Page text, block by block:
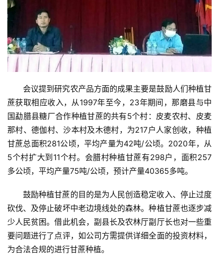
首
云
糖
网
公
会议提到研究农产品方面的成果主要是鼓励人们种植甘
蔗获取相应收入，从1997年至今，23年期间，那磨县与中
国勐腊县糖厂合作种植甘蔗的共有5个村：皮麦农村、皮麦
那村、德伽村、沙本村及木德村，为217户人家创收，种植
甘蔗总面积281公顷，平均产量为42吨/公顷。2020年，从
5个村扩大到11个村。会腊村种植甘蔗有298户，面积257
多公顷，平均产量75吨/公顷，预计产量40365多吨。
鼓励种植甘蔗的目的是为人民创造稳定收入、停止过度
砍伐、及停止破坏中老边境线处的森林。种植甘蔗也逐步减
少人民贫困。借此机会，副县长及农林厅副厅长也对一些重
要问题进行了点评，如公司方需提供详细全面的投资材料，
为合法合规的进行甘蔗种植。